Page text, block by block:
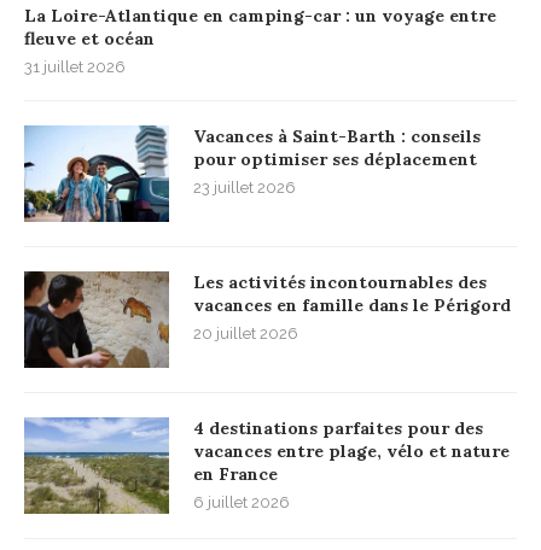
La Loire-Atlantique en camping-car : un voyage entre
fleuve et océan
31 juillet 2026
Vacances à Saint-Barth : conseils
pour optimiser ses déplacement
23 juillet 2026
Les activités incontournables des
vacances en famille dans le Périgord
20 juillet 2026
4 destinations parfaites pour des
vacances entre plage, vélo et nature
en France
6 juillet 2026